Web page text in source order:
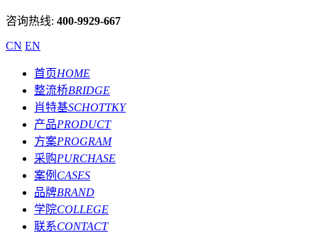
咨询热线: 400-9929-667
CN EN
首页HOME
整流桥BRIDGE
肖特基SCHOTTKY
产品PRODUCT
方案PROGRAM
采购PURCHASE
案例 CASES
品牌BRAND
学院COLLEGE
联系CONTACT